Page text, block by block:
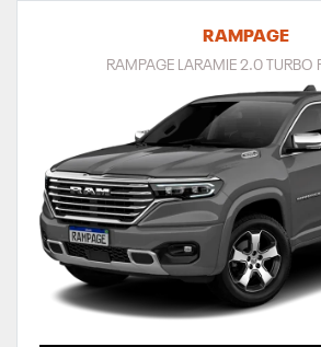
RAMPAGE
RAMPAGE LARAMIE 2.0 TURBO